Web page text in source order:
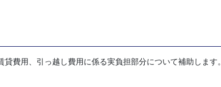
費用、引っ越し費用に係る実負担部分について補助します。